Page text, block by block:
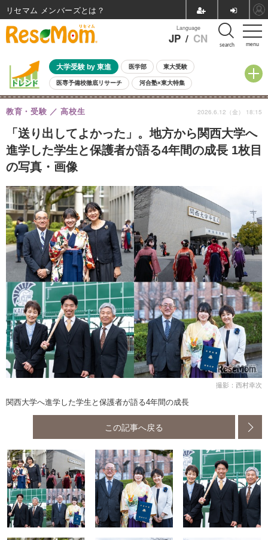
menu
Language
JP / CN search
大学受験 by 東進 医学部 東大受験
医専予備校徹底リサーチ 河合塾×東大特集
親子で考える大学選び 高校受験 中学受験 小学校受験
共通テスト 夏休み
8月開催イベント・WS 全国公立高校 過去問 人気記事
自由研究教材（小学生向け） 自由研究教材（中学生向け） ランキング
「送り出してよかった」。地方から関西大学へ
進学した学生と保護者が語る4年間の成長 1枚目
の写真・画像
教育・受験 高校生 2026.6.12（金） 18:15
撮影：西村幸次
関西大学へ進学した学生と保護者が語る4年間の成長
この記事へ戻る
リセマム メンバーズ